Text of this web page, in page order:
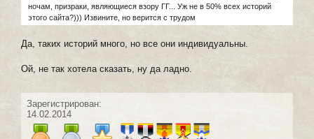
ночам, призраки, являющиеся взору ГГ... Уж не в 50% всех историй
этого сайта?))) Извините, но верится с трудом
Да, таких историй много, но все они индивидуальны.
Ой, не так хотела сказать, ну да ладно.
Зарегистрирован:
14.02.2014